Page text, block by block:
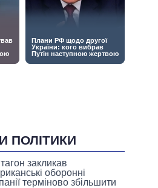
ПОЛІТИКИ
закликав
оборонні
терміново збільшити